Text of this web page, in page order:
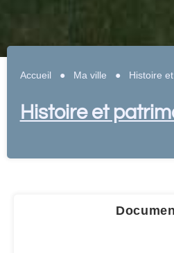
Accueil ● Ma ville ● Histoire
Histoire et